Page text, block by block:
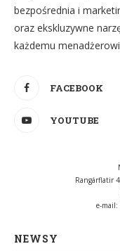
bezpośrednia i
oraz ekskluzywne
każdemu
FACEBOOK
YOUTUBE
Rangárflatir
e-mail:
NEWSY